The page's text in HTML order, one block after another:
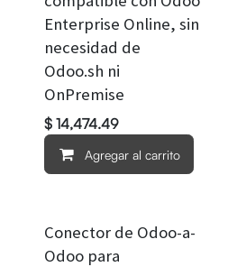
Enterprise Online, sin
necesidad de
Odoo.sh ni
OnPremise
$ 14,474.49
Agregar al carrito
Conector de Odoo-a-
Odoo para